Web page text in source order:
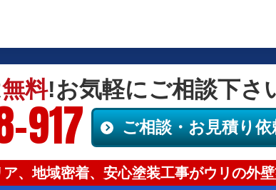
無料!お気軽にご相談下さ
917 ご相談・お見積り依
、地域密着、安心塗装工事がウリの外